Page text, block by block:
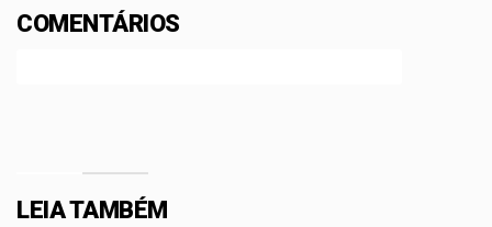
COMENTÁRIOS
LEIA TAMBÉM